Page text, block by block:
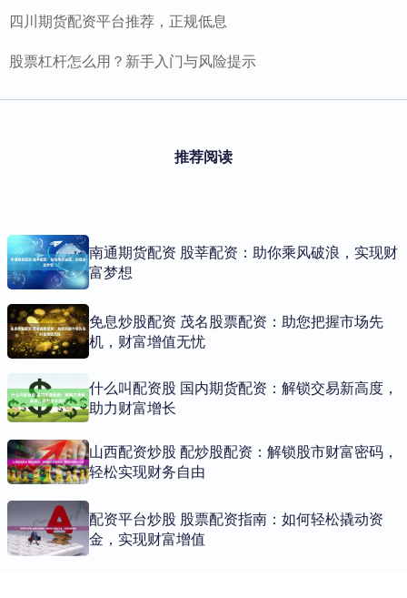
四川期货配资平台推荐，正规低息
股票杠杆怎么用？新手入门与风险提示
推荐阅读
南通期货配资 股莘配资：助你乘风破浪，实现财
富梦想
免息炒股配资 茂名股票配资：助您把握市场先
机，财富增值无忧
什么叫配资股 国内期货配资：解锁交易新高度，
助力财富增长
山西配资炒股 配炒股配资：解锁股市财富密码，
轻松实现财务自由
配资平台炒股 股票配资指南：如何轻松撬动资
金，实现财富增值